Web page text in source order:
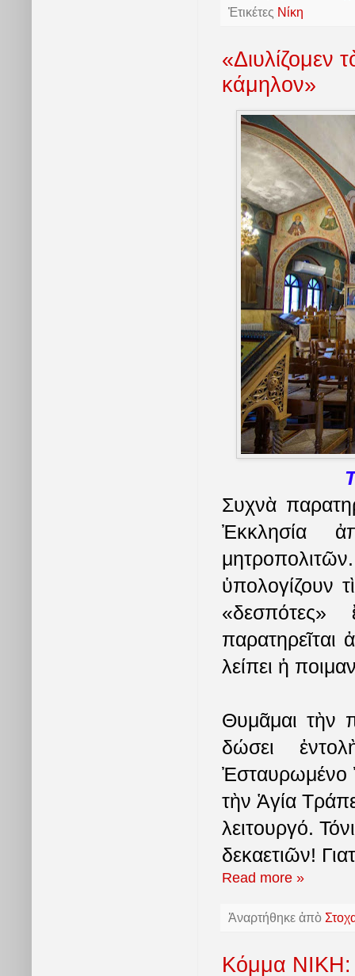
Ἐτικέτες Νίκη
«Διυλίζομεν
κάμηλον»
Συχνὰ
Ἐκκλησία
ὑπολογίζουν
παρατηρεῖται
λείπει ἡ
Θυμᾶμαι τὴν
δώσει
Ἐσταυρωμένο
τὴν Ἁγία
λειτουργό.
δεκαετιῶν!
Read more »
Ἀναρτήθηκε ἀπὸ
Κόμμα ΝΙΚΗ: